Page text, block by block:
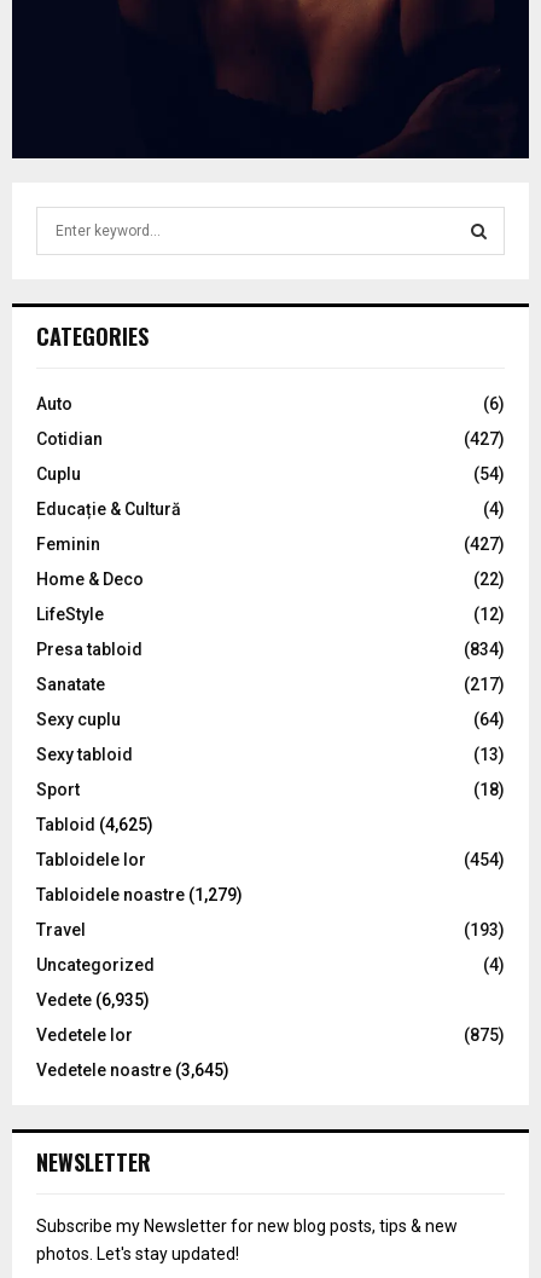
h
o
:
C
CATEGORIES
Auto
(6)
Cotidian
(427)
Cuplu
(54)
Educație & Cultură
(4)
Feminin
(427)
Home & Deco
(22)
LifeStyle
(12)
Presa tabloid
(834)
Sanatate
(217)
Sexy cuplu
(64)
Sexy tabloid
(13)
Sport
(18)
Tabloid (4,625)
Tabloidele lor
(454)
Tabloidele noastre (1,279)
Travel
(193)
Uncategorized
(4)
Vedete (6,935)
Vedetele lor
(875)
Vedetele noastre (3,645)
NEWSLETTER
Subscribe my Newsletter for new blog posts, tips & new
photos. Let's stay updated!